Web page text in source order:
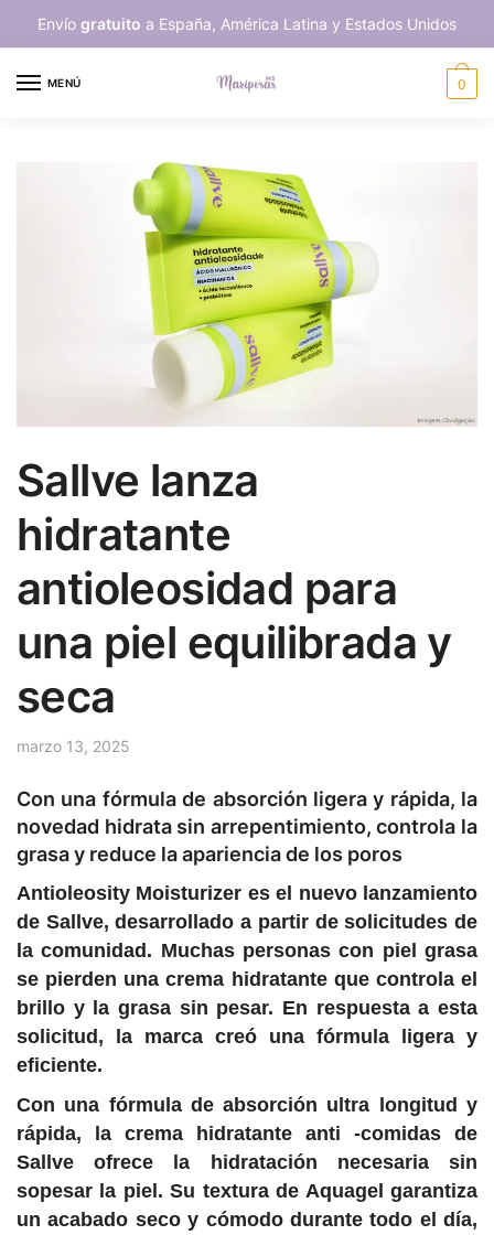
Envío gratuito a España, América Latina y Estados Unidos
MENÚ 0
Sallve lanza
hidratante
antioleosidad para
una piel equilibrada y
seca
marzo 13, 2025
Con una fórmula de absorción ligera y rápida, la
novedad hidrata sin arrepentimiento, controla la
grasa y reduce la apariencia de los poros
Antioleosity Moisturizer es el nuevo lanzamiento
de Sallve, desarrollado a partir de solicitudes de
la comunidad. Muchas personas con piel grasa
se pierden una crema hidratante que controla el
brillo y la grasa sin pesar. En respuesta a esta
solicitud, la marca creó una fórmula ligera y
eficiente.
Con una fórmula de absorción ultra longitud y
rápida, la crema hidratante anti -comidas de
Sallve ofrece la hidratación necesaria sin
sopesar la piel. Su textura de Aquagel garantiza
un acabado seco y cómodo durante todo el día,